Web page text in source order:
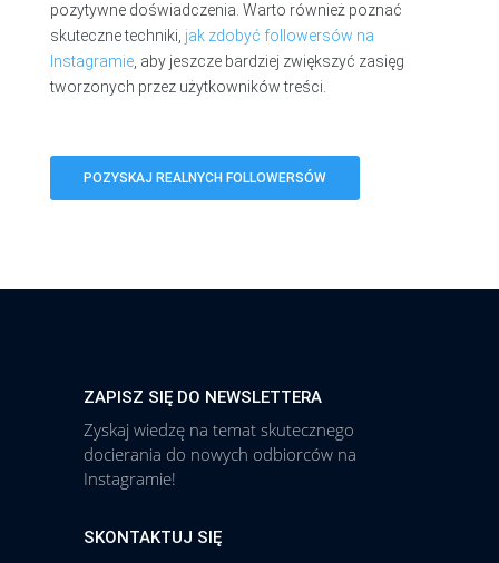
pozytywne doświadczenia. Warto również poznać
skuteczne techniki, jak zdobyć followersów na
Instagramie, aby jeszcze bardziej zwiększyć zasięg
tworzonych przez użytkowników treści.
POZYSKAJ REALNYCH FOLLOWERSÓW
ZAPISZ SIĘ DO NEWSLETTERA
Zyskaj wiedzę na temat skutecznego
docierania do nowych odbiorców na
Instagramie!
SKONTAKTUJ SIĘ